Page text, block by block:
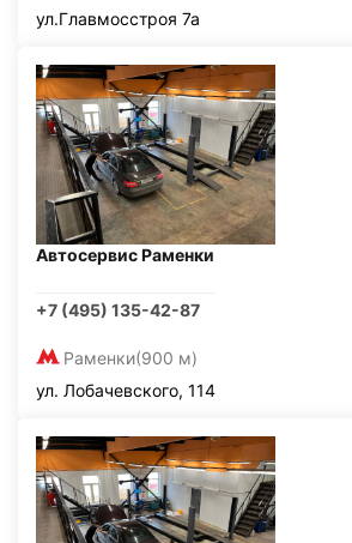
ул.Главмосстроя 7а
Автосервис Раменки
+7 (495) 135-42-87
Раменки(900 м)
ул. Лобачевского, 114